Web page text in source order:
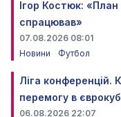
Ігор Костюк:
спрацював»
07.08.2026 08:01
Новини
Футбол
Ліга конференцій.
перемогу в
06.08.2026 22:07